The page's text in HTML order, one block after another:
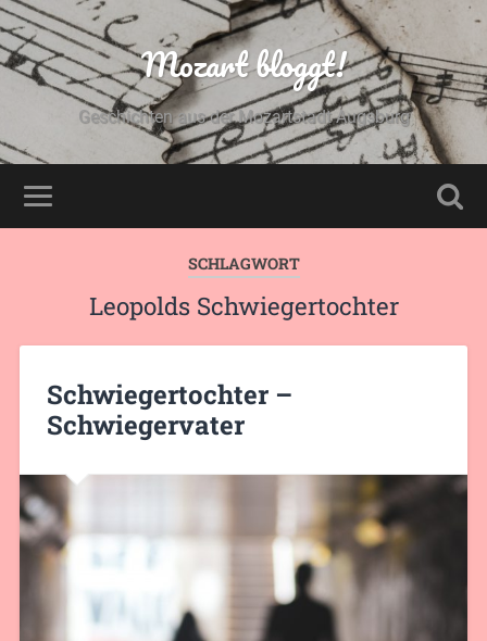
Mozart bloggt!
Geschichten aus der Mozartstadt Augsburg
SCHLAGWORT
Leopolds Schwiegertochter
Schwiegertochter –
Schwiegervater